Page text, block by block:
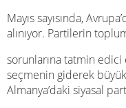
Mayıs sayısında,
alınıyor. Partilerin
sorunlarına tatmin edici
seçmenin giderek
Almanya’daki siyasal